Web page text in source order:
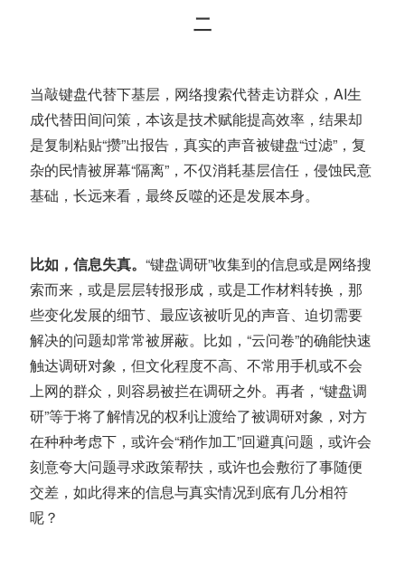
二
当敲键盘代替下基层，网络搜索代替走访群众，AI生
成代替田间问策，本该是技术赋能提高效率，结果却
是复制粘贴“攒”出报告，真实的声音被键盘“过滤”，复
杂的民情被屏幕“隔离”，不仅消耗基层信任，侵蚀民意
基础，长远来看，最终反噬的还是发展本身。
比如，信息失真。 “键盘调研”收集到的信息或是网络搜
索而来，或是层层转报形成，或是工作材料转换，那
些变化发展的细节、最应该被听见的声音、迫切需要
解决的问题却常常被屏蔽。 比如，“云问卷”的确能快速
触达调研对象，但文化程度不高、不常用手机或不会
上网的群众，则容易被拦在调研之外。 再者，“键盘调
研”等于将了解情况的权利让渡给了被调研对象，对方
在种种考虑下， 或许会“稍作加工”回避真问题 ， 或许会
刻意夸大问题寻求政策帮扶 ， 或许也会敷衍了事随便
交差 ， 如此得来的信息与真实情况到底有几分相符
呢？